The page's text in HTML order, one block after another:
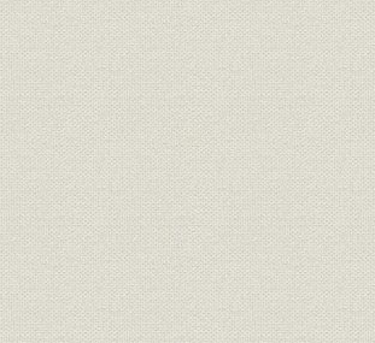
21世紀への架け橋 1990●平成2
年→平成9年●1997
平成2年
年)